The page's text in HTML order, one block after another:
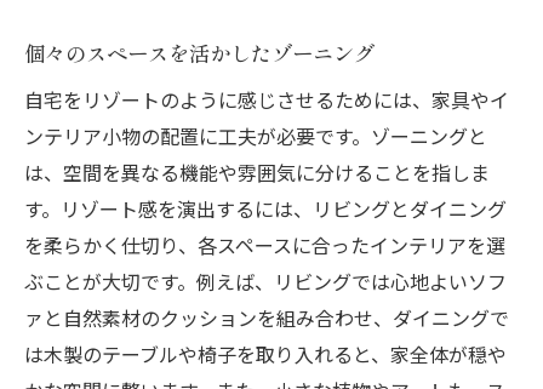
個々のスペースを活かしたゾーニング
自宅をリゾートのように感じさせるためには、家具やイ
ンテリア小物の配置に工夫が必要です。ゾーニングと
は、空間を異なる機能や雰囲気に分けることを指しま
す。リゾート感を演出するには、リビングとダイニング
を柔らかく仕切り、各スペースに合ったインテリアを選
ぶことが大切です。例えば、リビングでは心地よいソフ
ァと自然素材のクッションを組み合わせ、ダイニングで
は木製のテーブルや椅子を取り入れると、家全体が穏や